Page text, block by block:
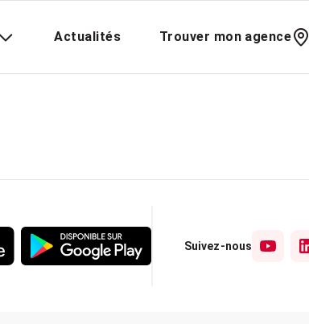
Actualités Trouver mon agence
Suivez-nous